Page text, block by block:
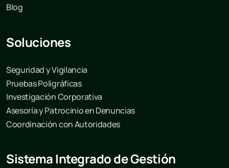
Blog
Soluciones
Seguridad y Vigilancia
Pruebas Poligráficas
Investigación Corporativa
Asesoría y Patrocinio en Denuncias
Coordinación con Autoridades
Sistema Integrado de Gestión